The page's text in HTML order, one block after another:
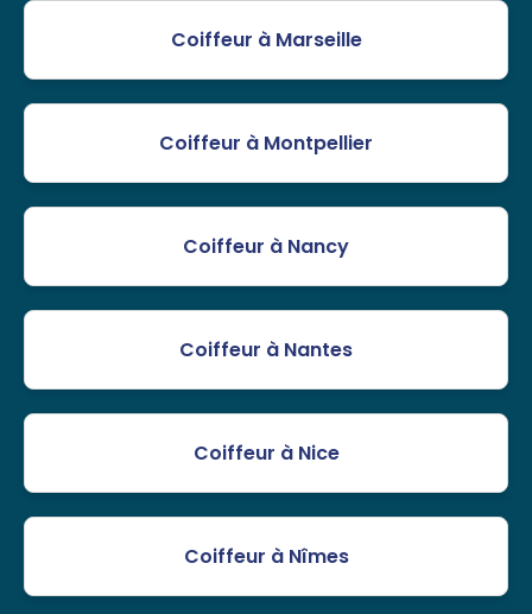
Coiffeur à Marseille
Coiffeur à Montpellier
Coiffeur à Nancy
Coiffeur à Nantes
Coiffeur à Nice
Coiffeur à Nîmes